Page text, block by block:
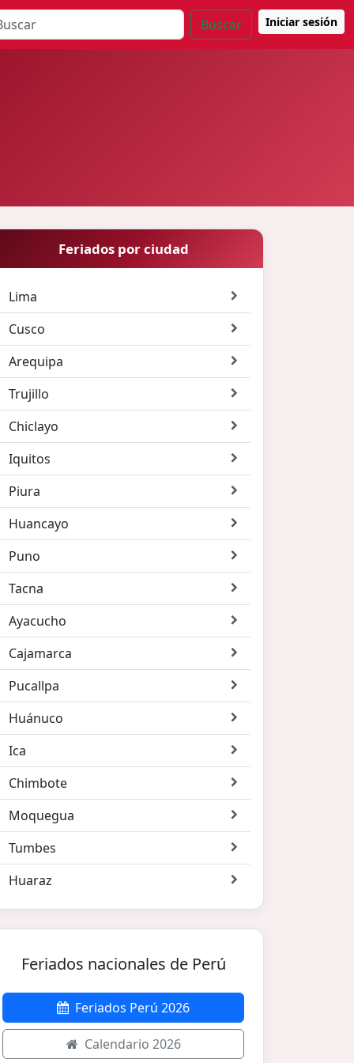
Buscar Iniciar sesión
Feriados por ciudad
Lima
Cusco
Arequipa
Trujillo
Chiclayo
Iquitos
Piura
Huancayo
Puno
Tacna
Ayacucho
Cajamarca
Pucallpa
Huánuco
Ica
Chimbote
Moquegua
Tumbes
Huaraz
Feriados nacionales de Perú
Feriados Perú 2026
Calendario 2026